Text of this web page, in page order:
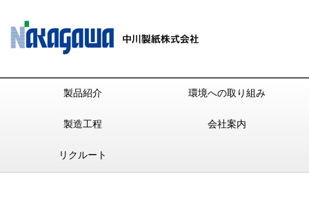
製品紹介 環境への取り組み
製造工程 会社案内
リクルート